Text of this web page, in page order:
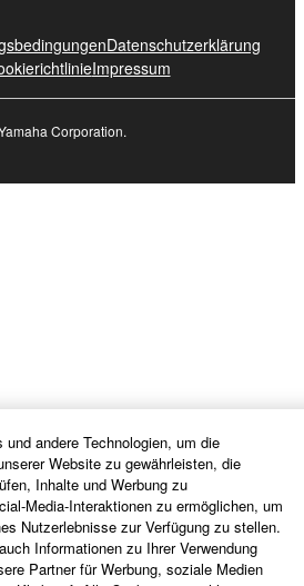
Datenschutzerklärung
Impressum
Corporation.
andere Technologien, um die
Website zu gewährleisten, die
Inhalte und Werbung zu
Media-Interaktionen zu ermöglichen, um
Nutzerlebnisse zur Verfügung zu stellen.
Informationen zu Ihrer Verwendung
Partner für Werbung, soziale Medien